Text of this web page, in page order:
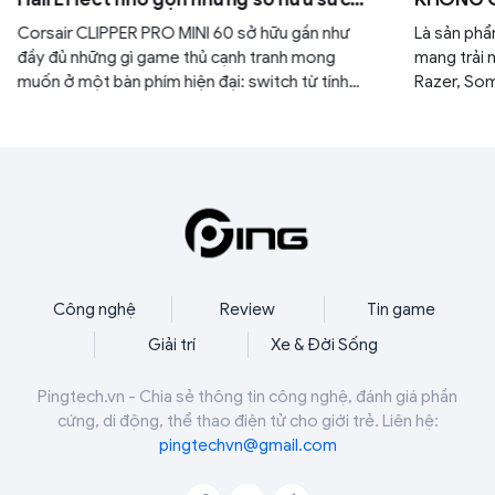
mạnh
Corsair CLIPPER PRO MINI 60 sở hữu gần như
đầy đủ những gì game thủ cạnh tranh mong
muốn ở một bàn phím hiện đại: switch từ tính
RAZER
Là sản
mang trải
Razer,
Công nghệ Review
Tin game
Giải trí
Xe & Đời Sống
Pingtech.vn - Chia sẻ thông tin công nghệ, đánh giá phần
cứng, di động, thể thao điện tử cho giới trẻ. Liên hệ:
pingtechvn@gmail.com